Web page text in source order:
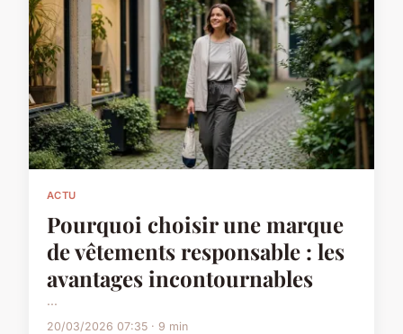
ACTU
Pourquoi choisir une marque
de vêtements responsable : les
avantages incontournables
...
20/03/2026 07:35 · 9 min